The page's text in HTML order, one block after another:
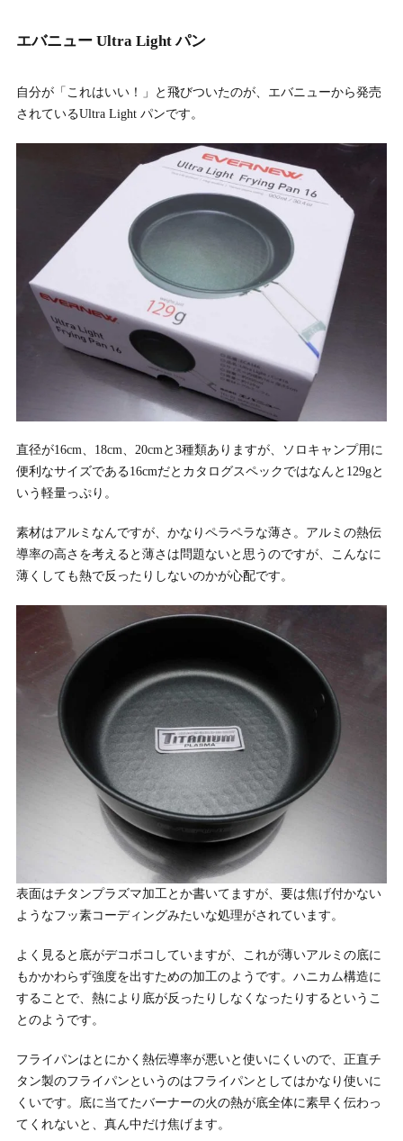
エバニュー Ultra Light パン
自分が「これはいい！」と飛びついたのが、エバニューから発売
されているUltra Light パンです。
直径が16cm、18cm、20cmと3種類ありますが、ソロキャンプ用に
便利なサイズである16cmだとカタログスペックではなんと129gと
いう軽量っぷり。
素材はアルミなんですが、かなりペラペラな薄さ。アルミの熱伝
導率の高さを考えると薄さは問題ないと思うのですが、こんなに
薄くしても熱で反ったりしないのかが心配です。
表面はチタンプラズマ加工とか書いてますが、要は焦げ付かない
ようなフッ素コーディングみたいな処理がされています。
よく見ると底がデコボコしていますが、これが薄いアルミの底に
もかかわらず強度を出すための加工のようです。ハニカム構造に
することで、熱により底が反ったりしなくなったりするというこ
とのようです。
フライパンはとにかく熱伝導率が悪いと使いにくいので、正直チ
タン製のフライパンというのはフライパンとしてはかなり使いに
くいです。底に当てたバーナーの火の熱が底全体に素早く伝わっ
てくれないと、真ん中だけ焦げます。